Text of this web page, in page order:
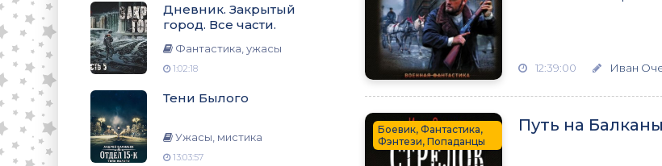
Дневник. Закрытый
город. Все части.
Фантастика, ужасы
1:02:18
Тени Былого
Ужасы, мистика
13:03:57
12:39:00 Иван
Боевик, Фантастика,
Фэнтези, Попаданцы
Путь на Балканы